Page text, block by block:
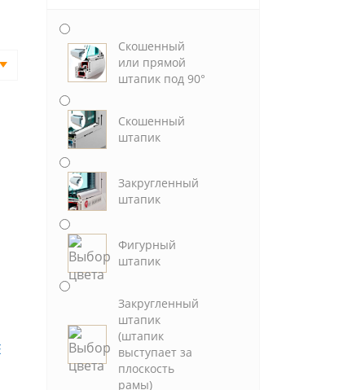
Скошенный
или прямой
штапик под 90°
Скошенный
штапик
Закругленный
штапик
Фигурный
штапик
Закругленный
штапик
(штапик
выступает за
плоскость
рамы)